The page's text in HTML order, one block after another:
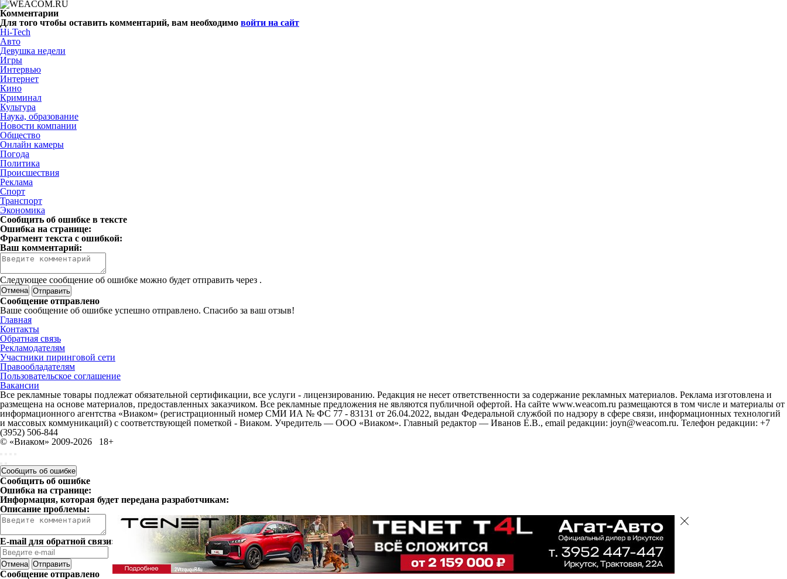
Комментарии
Для того чтобы оставить комментарий, вам необходимо войти на сайт
Hi-Tech
Авто
Девушка недели
Игры
Интервью
Интернет
Кино
Криминал
Культура
Наука, образование
Новости компании
Общество
Онлайн камеры
Погода
Политика
Происшествия
Реклама
Спорт
Транспорт
Экономика
Сообщить об ошибке в тексте
Ошибка на странице:
Фрагмент текста с ошибкой:
Ваш комментарий:
Следующее сообщение об ошибке можно будет отправить через .
Отмена
Сообщение отправлено
Ваше сообщение об ошибке успешно отправлено. Спасибо за ваш отзыв!
Главная
Контакты
Обратная связь
Рекламодателям
Участники пиринговой сети
Правообладателям
Пользовательское соглашение
Вакансии
Все рекламные товары подлежат обязательной сертификации, все услуги - лицензированию. Редакция не несет ответственности за содержание рекламных материалов. Реклама изготовлена и
размещена на основе материалов, предоставленных заказчиком. Все рекламные предложения не являются публичной офертой. На сайте www.weacom.ru размещаются в том числе и материалы от
информационного агентства «Виаком» (регистрационный номер СМИ ИА № ФС 77 - 83131 от 26.04.2022, выдан Федеральной службой по надзору в сфере связи, информационных технологий
и массовых коммуникаций) с соответствующей пометкой - Виаком. Учредитель — ООО «Виаком». Главный редактор — Иванов Е.В., email редакции: joyn@weacom.ru. Телефон редакции: +7
(3952) 506-844
© «Виаком» 2009-2026 18+
Сообщить об ошибке
Сообщить об ошибке
Ошибка на странице:
Информация, которая будет передана разработчикам:
Описание проблемы:
E-mail для обратной связи:
Отмена Отправить
Сообщение отправлено